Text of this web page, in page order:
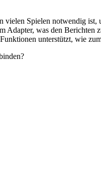
Spielen notwendig ist,
Adapter, was den Berichten
unterstützt, wie